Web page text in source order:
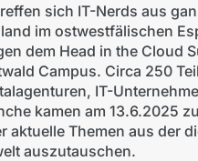
sich IT-Nerds aus
im ostwestfälischen
dem Head in the Cloud
Campus. Circa 250
IT-
kamen am 13.6.2025
aktuelle Themen aus der
auszutauschen.